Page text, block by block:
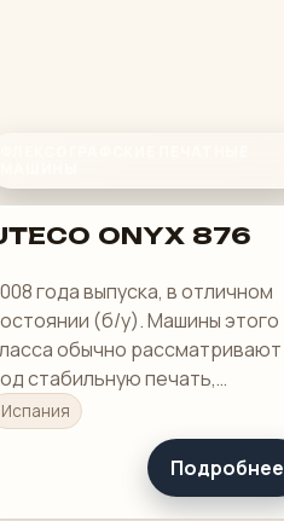
ONYX 876
года выпуска, в отличном
(б/у). Машины этого
обычно рассматривают
стабильную печать,
приладку и рабочую
в смене.
Испания
Подробнее